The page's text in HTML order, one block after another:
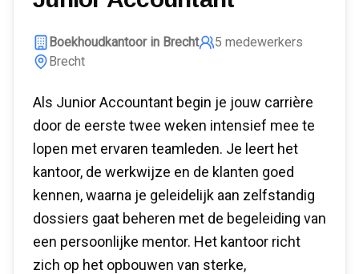
Boekhoudkantoor in Brecht 5 medewerkers
Brecht
Als Junior Accountant begin je jouw carrière
door de eerste twee weken intensief mee te
lopen met ervaren teamleden. Je leert het
kantoor, de werkwijze en de klanten goed
kennen, waarna je geleidelijk aan zelfstandig
dossiers gaat beheren met de begeleiding van
een persoonlijke mentor. Het kantoor richt
zich op het opbouwen van sterke,